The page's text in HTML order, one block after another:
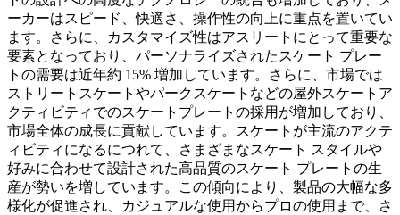
ーカーはスピード、快適さ、操作性の向上に重点を置いてい
ます。さらに、カスタマイズ性はアスリートにとって重要な
要素となっており、パーソナライズされたスケート プレー
トの需要は近年約 15% 増加しています。さらに、市場では
ストリートスケートやパークスケートなどの屋外スケートア
クティビティでのスケートプレートの採用が増加しており、
市場全体の成長に貢献しています。スケートが主流のアクテ
ィビティになるにつれて、さまざまなスケート スタイルや
好みに合わせて設計された高品質のスケート プレートの生
産が勢いを増しています。この傾向により、製品の大幅な多
様化が促進され、カジュアルな使用からプロの使用まで、さ